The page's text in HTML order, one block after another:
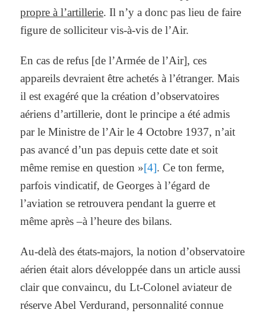
propre à l’artillerie. Il n’y a donc pas lieu de faire
figure de solliciteur vis-à-vis de l’Air.
En cas de refus [de l’Armée de l’Air], ces
appareils devraient être achetés à l’étranger. Mais
il est exagéré que la création d’observatoires
aériens d’artillerie, dont le principe a été admis
par le Ministre de l’Air le 4 Octobre 1937, n’ait
pas avancé d’un pas depuis cette date et soit
même remise en question »[4]. Ce ton ferme,
parfois vindicatif, de Georges à l’égard de
l’aviation se retrouvera pendant la guerre et
même après –à l’heure des bilans.
Au-delà des états-majors, la notion d’observatoire
aérien était alors développée dans un article aussi
clair que convaincu, du Lt-Colonel aviateur de
réserve Abel Verdurand, personnalité connue